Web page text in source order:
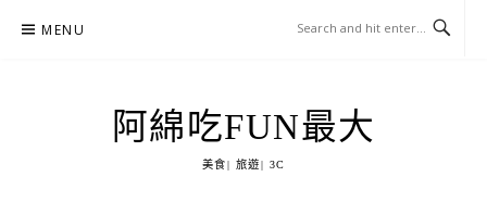
MENU
阿綿吃FUN最大
美食| 旅遊| 3C